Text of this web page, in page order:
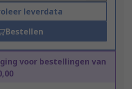
leverdata
Bestellen
voor bestellingen van